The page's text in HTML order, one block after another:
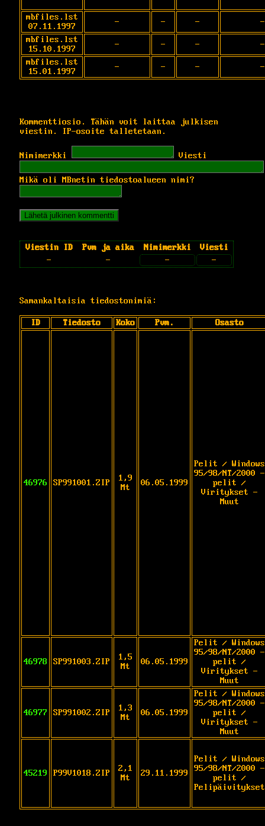
mbfiles.lst
07.11.1997
- - -
-
mbfiles.lst
15.10.1997
- - -
-
mbfiles.lst
15.01.1997
- - - -
Kommenttiosio. Tähän voit laittaa julkisen
viestin. IP-osoite talletetaan.
Nimimerkki Viesti
Mikä oli MBnetin tiedostoalueen nimi?
Viestin ID Pvm ja aika Nimimerkki
Viesti
-
- - -
Samankaltaisia tiedostonimiä:
ID Tiedosto Koko Pvm. Osasto
46976 SP991001.ZIP
1,9
Mt
06.05.1999
Pelit / Windows
95/98/NT/2000 -
pelit /
Viritykset -
Muut
46978 SP991003.ZIP
1,5
Mt
06.05.1999
Pelit / Windows
95/98/NT/2000 -
pelit /
Viritykset -
Muut
46977 SP991002.ZIP
1,3
Mt
06.05.1999
Pelit / Windows
95/98/NT/2000 -
pelit /
Viritykset -
Muut
45219 P99V1018.ZIP
2,1
Mt
29.11.1999
Pelit / Windows
95/98/NT/2000 -
pelit /
Pelipäivitykset